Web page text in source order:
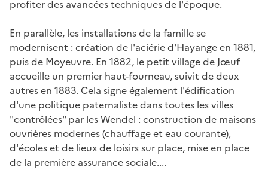
profiter des avancées techniques de l'époque.
En parallèle, les installations de la famille se
modernisent : création de l'aciérie d'Hayange en 1881,
puis de Moyeuvre. En 1882, le petit village de Jœuf
accueille un premier haut-fourneau, suivit de deux
autres en 1883. Cela signe également l'édification
d'une politique paternaliste dans toutes les villes
"contrôlées" par les Wendel : construction de maisons
ouvrières modernes (chauffage et eau courante),
d'écoles et de lieux de loisirs sur place, mise en place
de la première assurance sociale....